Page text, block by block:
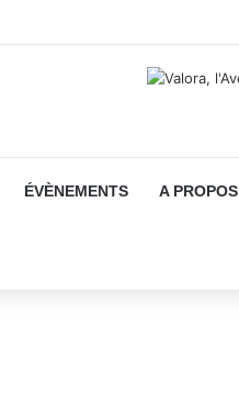
ÉVÈNEMENTS A PROPOS